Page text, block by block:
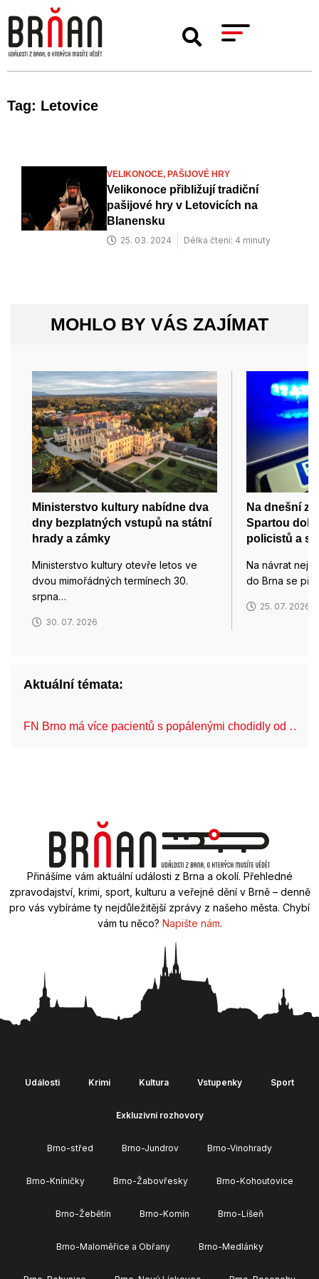
Tag: Letovice
VELIKONOCE, PAŠIJOVÉ HRY
Velikonoce přibližují tradiční
pašijové hry v Letovicích na
Blanensku
25. 03. 2024 Délka čtení: 4 minuty
MOHLO BY VÁS ZAJÍMAT
Ministerstvo kultury nabídne dva
dny bezplatných vstupů na státní
hrady a zámky
Ministerstvo kultury otevře letos ve
dvou mimořádných termínech 30.
srpna…
30. 07. 2026
Na dnešní
Spartou
policistů a
Na návrat
do Brna se
25. 07. 2026
Aktuální témata:
FN Brno má více pacientů s popálenými chodidly od …
Přinášíme vám aktuální události z Brna a okolí. Přehledné
zpravodajství, krimi, sport, kulturu a veřejné dění v Brně – denně
pro vás vybíráme ty nejdůležitější zprávy z našeho města. Chybí
vám tu něco? Napište nám.
Události Krimi Kultura Vstupenky Sport
Exkluzivní rozhovory
Brno-střed Brno-Jundrov Brno-Vinohrady
Brno-Kníničky Brno-Žabovřesky Brno-Kohoutovice
Brno-Žebětín Brno-Komín Brno-Líšeň
Brno-Maloměřice a Obřany Brno-Medlánky